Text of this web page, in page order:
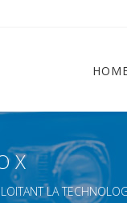
Pinterest
su Skype
al profilo Instagram
X
LA